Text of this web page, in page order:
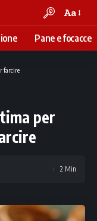
Font
Resizer
Aa
Pane e focacce
farcire
per
2 Min